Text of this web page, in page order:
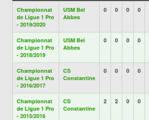
Championnat
de Ligue 1 Pro
- 2019/2020
USM Bel
Abbes
0 0 0 0
Championnat
de Ligue 1 Pro
- 2018/2019
USM Bel
Abbes
0 0 0 0
Championnat
de Ligue 1 Pro
- 2016/2017
CS
Constantine
0 0 0 0
Championnat
de Ligue 1 Pro
- 2015/2016
CS
Constantine
2 2 0 0